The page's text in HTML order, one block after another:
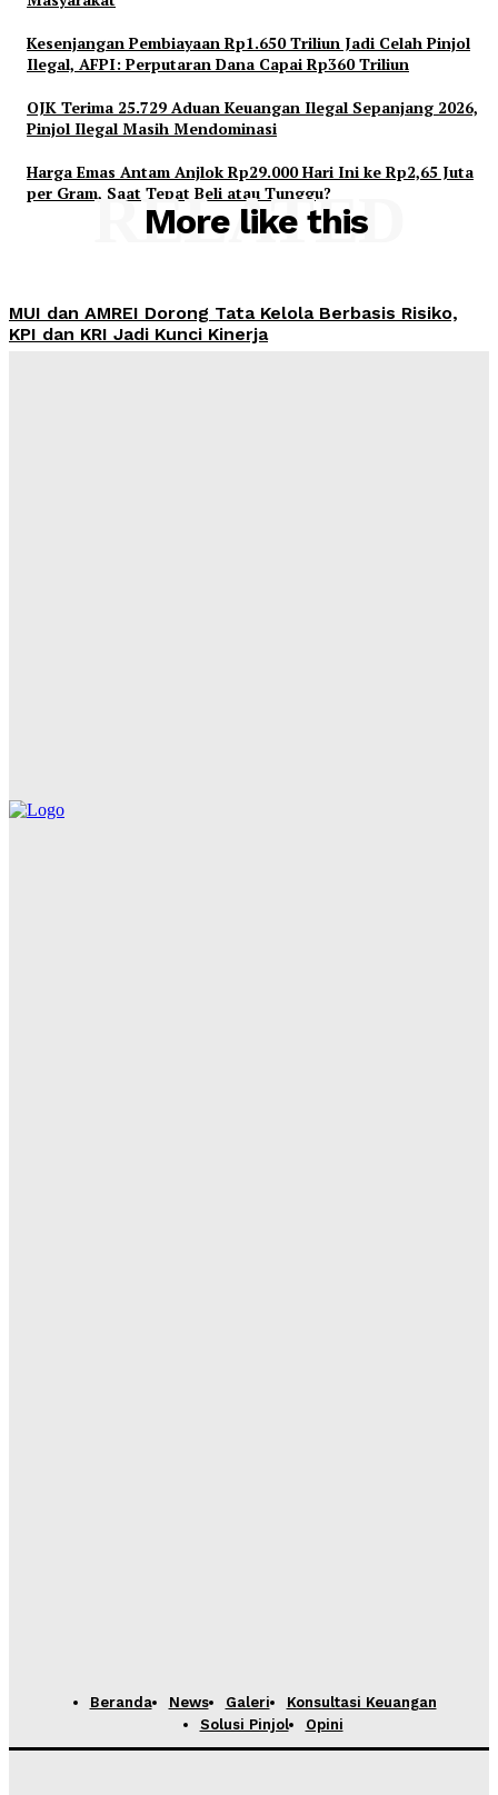
Kesenjangan Pembiayaan Rp1.650 Triliun Jadi Celah Pinjol
Ilegal, AFPI: Perputaran Dana Capai Rp360 Triliun
OJK Terima 25.729 Aduan Keuangan Ilegal Sepanjang 2026,
Pinjol Ilegal Masih Mendominasi
Harga Emas Antam Anjlok Rp29.000 Hari Ini ke Rp2,65 Juta
per Gram, Saat Tepat Beli atau Tunggu?
More like this
RELATED
MUI dan AMREI Dorong Tata Kelola Berbasis Risiko,
KPI dan KRI Jadi Kunci Kinerja
Beranda News Galeri
Konsultasi Keuangan
Solusi Pinjol
Opini